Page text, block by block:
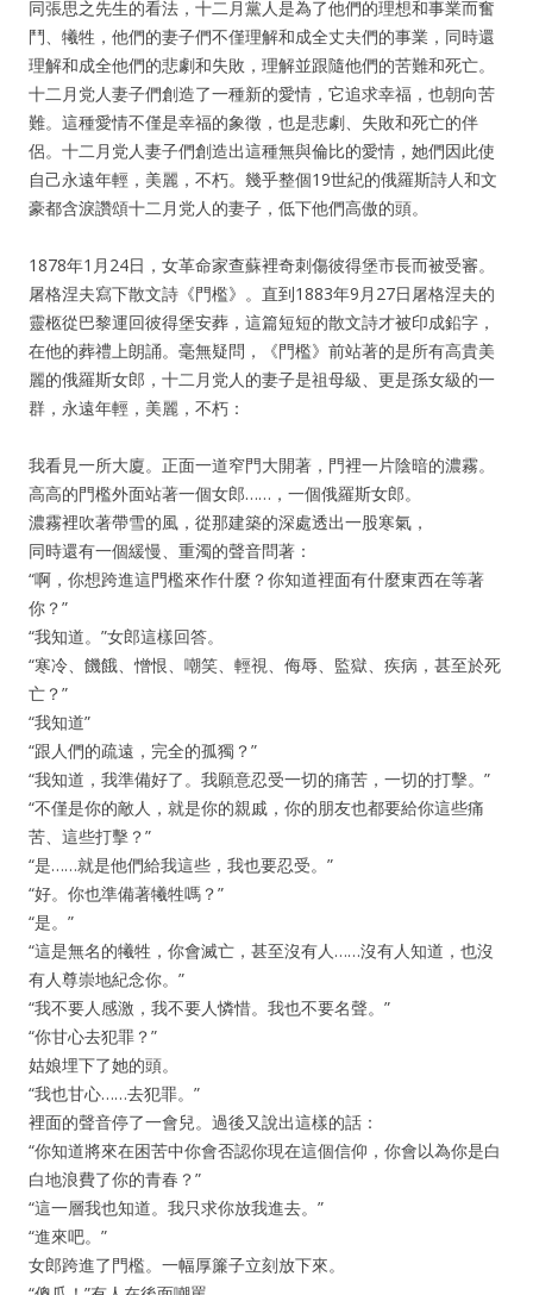
同張思之先生的看法，十二月黨人是為了他們的理想和事業而奮
鬥、犧牲，他們的妻子們不僅理解和成全丈夫們的事業，同時還
理解和成全他們的悲劇和失敗，理解並跟隨他們的苦難和死亡。
十二月党人妻子們創造了一種新的愛情，它追求幸福，也朝向苦
難。這種愛情不僅是幸福的象徵，也是悲劇、失敗和死亡的伴
侶。十二月党人妻子們創造出這種無與倫比的愛情，她們因此使
自己永遠年輕，美麗，不朽。幾乎整個19世紀的俄羅斯詩人和文
豪都含淚讚頌十二月党人的妻子，低下他們高傲的頭。
1878年1月24日，女革命家查蘇裡奇刺傷彼得堡市長而被受審。
屠格涅夫寫下散文詩《門檻》。直到1883年9月27日屠格涅夫的
靈柩從巴黎運回彼得堡安葬，這篇短短的散文詩才被印成鉛字，
在他的葬禮上朗誦。毫無疑問，《門檻》前站著的是所有高貴美
麗的俄羅斯女郎，十二月党人的妻子是祖母級、更是孫女級的一
群，永遠年輕，美麗，不朽：
我看見一所大廈。正面一道窄門大開著，門裡一片陰暗的濃霧。
高高的門檻外面站著一個女郎……，一個俄羅斯女郎。
濃霧裡吹著帶雪的風，從那建築的深處透出一股寒氣，
同時還有一個緩慢、重濁的聲音問著：
“啊，你想跨進這門檻來作什麼？你知道裡面有什麼東西在等著
你？”
“我知道。”女郎這樣回答。
“寒冷、饑餓、憎恨、嘲笑、輕視、侮辱、監獄、疾病，甚至於死
亡？”
“我知道”
“跟人們的疏遠，完全的孤獨？”
“我知道，我準備好了。我願意忍受一切的痛苦，一切的打擊。”
“不僅是你的敵人，就是你的親戚，你的朋友也都要給你這些痛
苦、這些打擊？”
“是……就是他們給我這些，我也要忍受。”
“好。你也準備著犧牲嗎？”
“是。”
“這是無名的犧牲，你會滅亡，甚至沒有人……沒有人知道，也沒
有人尊崇地紀念你。”
“我不要人感激，我不要人憐惜。我也不要名聲。”
“你甘心去犯罪？”
姑娘埋下了她的頭。
“我也甘心……去犯罪。”
裡面的聲音停了一會兒。過後又說出這樣的話：
“你知道將來在困苦中你會否認你現在這個信仰，你會以為你是白
白地浪費了你的青春？”
“這一層我也知道。我只求你放我進去。”
“進來吧。”
女郎跨進了門檻。一幅厚簾子立刻放下來。